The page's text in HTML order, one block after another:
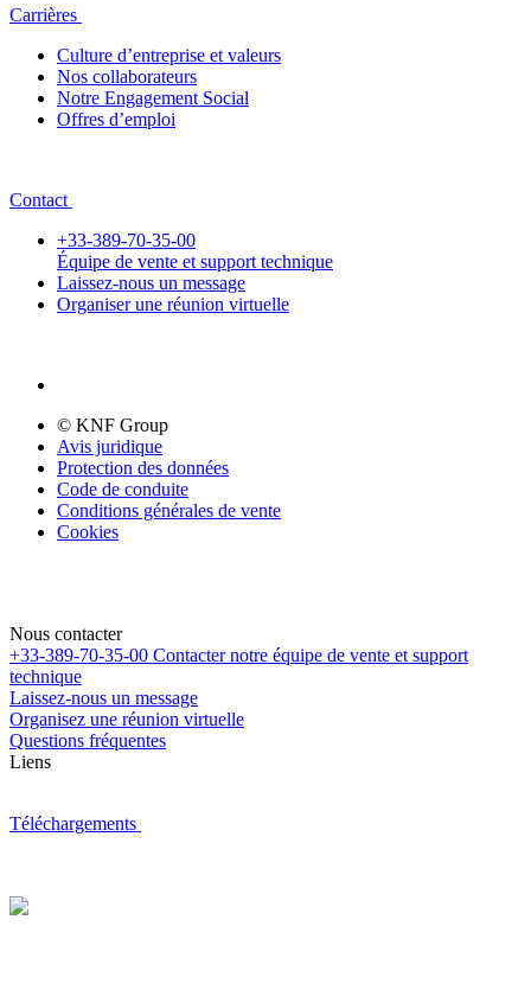
Carrières
Culture d’entreprise et valeurs
Nos collaborateurs
Notre Engagement Social
Offres d’emploi
Contact
+33-389-70-35-00
Équipe de vente et support technique
Laissez-nous un message
Organiser une réunion virtuelle
© KNF Group
Avis juridique
Protection des données
Code de conduite
Conditions générales de vente
Cookies
Nous contacter
+33-389-70-35-00 Contacter notre équipe de vente et support
technique
Laissez-nous un message
Organisez une réunion virtuelle
Questions fréquentes
Liens
Téléchargements